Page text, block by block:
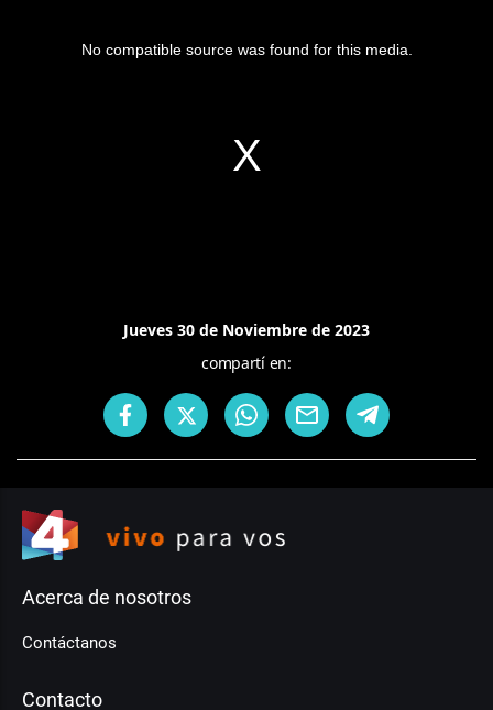
No compatible source was found for this media.
Jueves 30 de Noviembre de 2023
compartí en:
Acerca de nosotros
Contáctanos
Contacto